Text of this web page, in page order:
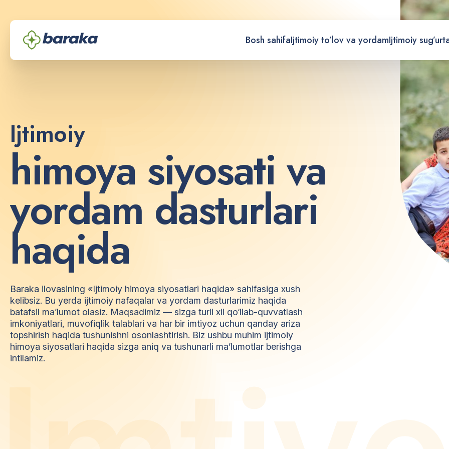
Bosh sahifaIjtimoiy to’lov va yordamIjtimoiy
Ijtimoiy
himoya siyosati va
yordam dasturlari
haqida
Baraka ilovasining «Ijtimoiy himoya siyosatlari haqida» sahifasiga xush
kelibsiz. Bu yerda ijtimoiy nafaqalar va yordam dasturlarimiz haqida
batafsil ma’lumot olasiz. Maqsadimiz — sizga turli xil qo‘llab-quvvatlash
imkoniyatlari, muvofiqlik talablari va har bir imtiyoz uchun qanday ariza
topshirish haqida tushunishni osonlashtirish. Biz ushbu muhim ijtimoiy
himoya siyosatlari haqida sizga aniq va tushunarli ma’lumotlar berishga
intilamiz.